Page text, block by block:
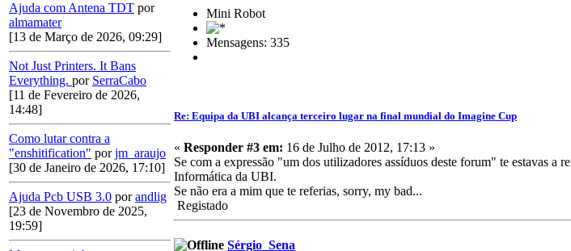
Ajuda com Antena TDT por
almamater
[13 de Março de 2026, 09:29]
Not Just Printers. It Bans
Everything. por SerraCabo
[11 de Fevereiro de 2026,
14:48]
Como lutar contra a
"enshitification" porjm_araujo
[30 de Janeiro de 2026, 17:10]
Ajuda Pcb USB 3.0 porandlig
[23 de Novembro de 2025,
19:59]
Mini Robot
Mensagens: 335
Re: Equipa da UBI alcança terceiro lugar na final mundial do Imagine Cup
« Responder #3 em: 16 de Julho de 2012, 17:13 »
Se com a expressão "um dos utilizadores assíduos deste forum" te estavas
Informática da UBI.
Se não era a mim que te referias, sorry, my bad...
Registado
Sérgio_Sena